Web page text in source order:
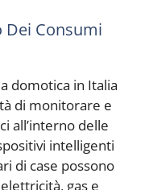
Dei Consumi
domotica in Italia
di monitorare e
all’interno delle
intelligenti
di case possono
gas e